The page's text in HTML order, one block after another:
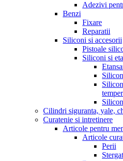
Adezivi
Benzi
Fixare
Reparatii
Siliconi si accesorii
Pistoale
Siliconi si
Cilindri siguranta, yale,
Curatenie si intretinere
Articole pentru
Articole
Perii